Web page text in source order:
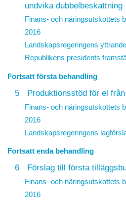
undvika dubbelbeskattning
Finans- och näringsutskottets
2016
Landskapsregeringens yttrande
Republikens presidents
Fortsatt första behandling
5 Produktionsstöd för el
Finans- och näringsutskottets
2016
Landskapsregeringens
Fortsatt enda behandling
6 Förslag till första
Finans- och näringsutskottets
2016